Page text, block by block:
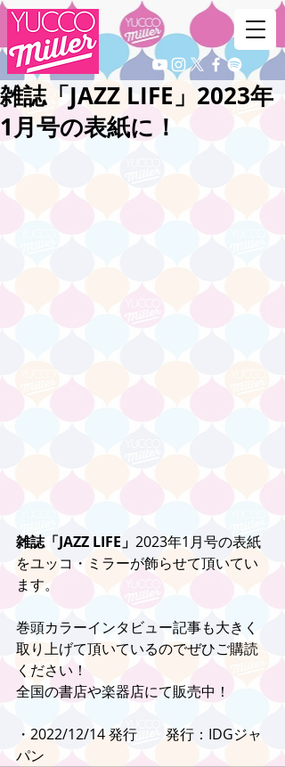
雑誌「JAZZ LIFE」2023年
1月号の表紙に！
雑誌「JAZZ LIFE」 2023年1月号の表紙
をユッコ・ミラーが飾らせて頂いてい
ます。
巻頭カラーインタビュー記事も大きく
取り上げて頂いているのでぜひご購読
ください！
全国の書店や楽器店にて販売中！
・2022/12/14 発行　　発行：IDGジャ
パン